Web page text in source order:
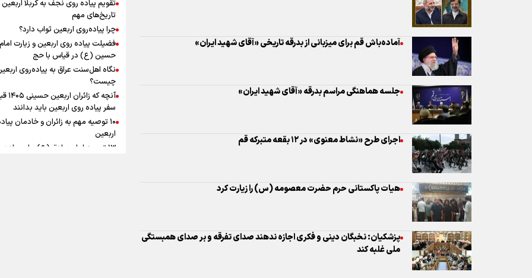
آمادگی کامل آبفای قم برای تأمین پایدار آب و خدمت‌رسانی در مراسم تشییع
به زوجیت
افزوده چقدر است؟
اینفوبرنا/ سقف معافیت مالیاتی
حقوق کارکنان دولت و
در بودجه ۱۴۰۵ چقدر است؟
تاریخ‌های مهم
چرا پیاده‌روی اربعین ثواب دارد؟
فضیلت پیاده روی اربعین و زیارت امام
حسین (ع) در قیاس با حج
نگاه اهل‌سنت عراق به پیاده‌روی
چیست؟
آنچه که
سفر پیاده روی اربعین باید بدانند
۱۰ توصیه مهم به زائران و خادمان
اربعین
۱۳ توصیه امام صادق (ع) برای